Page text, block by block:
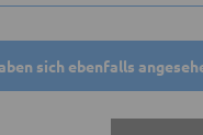
sich ebenfalls